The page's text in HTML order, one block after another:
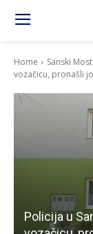
Home Sanski Most
vozačicu, pronašli
Policija u